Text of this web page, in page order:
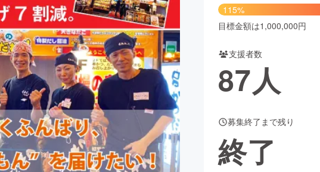
書籍・雑誌出版 アニメ・漫画
チャレンジ ビューティー・ヘルスケア
CAMPFIRE for Social Good
CAMPFIRE Creation
CAMPFIREふるさと納税machi-yaコミュニティ
115%
目標金額は1,000,000円
支援者数
87人
募集終了まで残り
終了